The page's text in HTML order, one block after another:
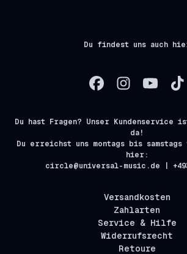
Du findest uns auch
Du hast Fragen? Unser
da!
Du erreichst uns montags bis
hier:
circle@universal-music.de |
Versandkosten
Zahlarten
Service & Hilfe
Widerrufsrecht
Retoure